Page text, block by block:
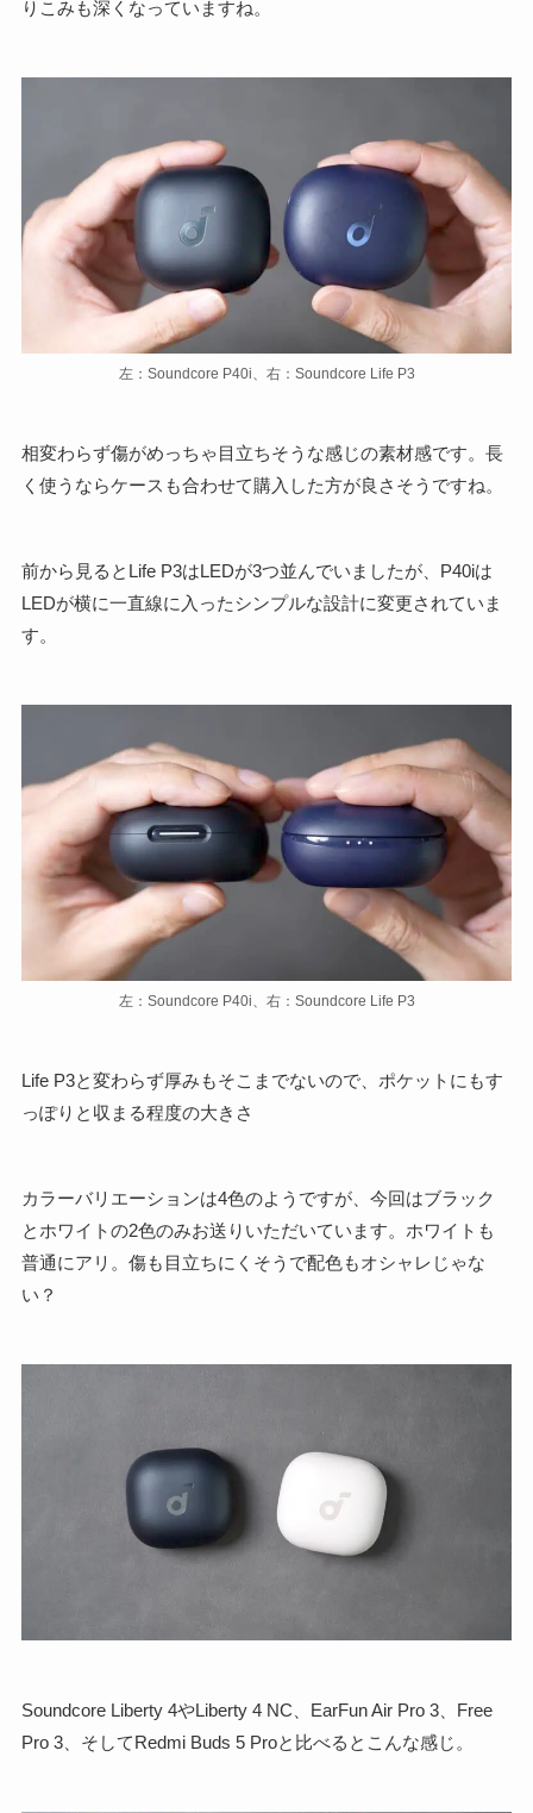
りこみも深くなっていますね。
左：Soundcore P40i、右：Soundcore Life P3
相変わらず傷がめっちゃ目立ちそうな感じの素材感です。長
く使うならケースも合わせて購入した方が良さそうですね。
前から見るとLife P3はLEDが3つ並んでいましたが、P40iは
LEDが横に一直線に入ったシンプルな設計に変更されていま
す。
左：Soundcore P40i、右：Soundcore Life P3
Life P3と変わらず厚みもそこまでないので、ポケットにもす
っぽりと収まる程度の大きさ
カラーバリエーションは4色のようですが、今回はブラック
とホワイトの2色のみお送りいただいています。ホワイトも
普通にアリ。傷も目立ちにくそうで配色もオシャレじゃな
い？
Soundcore Liberty 4やLiberty 4 NC、EarFun Air Pro 3、Free
Pro 3、そしてRedmi Buds 5 Proと比べるとこんな感じ。